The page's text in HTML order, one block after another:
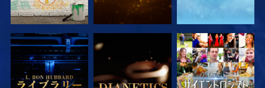
シリーズを探求 シリーズを探求 観る